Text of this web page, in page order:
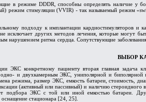
в режиме DDDR, способны определять наличие у
режим стимуляции (VVIR) - так называемый режим
подходу к имплантации кардиостимуляторов
исключает других методов лечения, которые могут
нарушением ритма сердца. Сопутствующие
ВЫБОР
ЭКС конкретному пациенту вторая главная задача
и двухкамерным ЭКС, униполярной и биполярной
режима, размер ЭКС, емкость батареи, стоимость,
(активный или пассивный) и наличию
подбора ЭКС с той или иной емкостью батареи.
стационара [24, 25].